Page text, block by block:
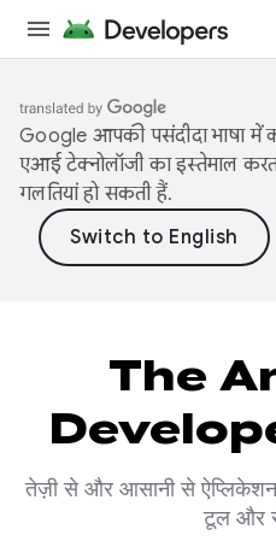
Google आपकी पसंदीदा भाषा में
एआई टेक्नोलॉजी का इस्तेमाल
गलतियां हो सकती हैं.
The
तेज़ी से और आसानी से
टूल और